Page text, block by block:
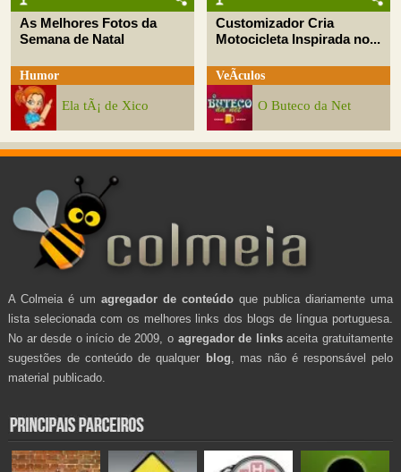
As Melhores Fotos da
Semana de Natal
Humor
Ela tÃ¡ de Xico
Customizador Cria
Motocicleta Inspirada no...
VeÃ­culos
O Buteco da Net
A Colmeia é um agregador de conteúdo que publica diariamente uma
lista selecionada com os melhores links dos blogs de língua portuguesa.
No ar desde o início de 2009, o agregador de linksaceita gratuitamente
sugestões de conteúdo de qualquer blog , mas não é responsável pelo
material publicado.